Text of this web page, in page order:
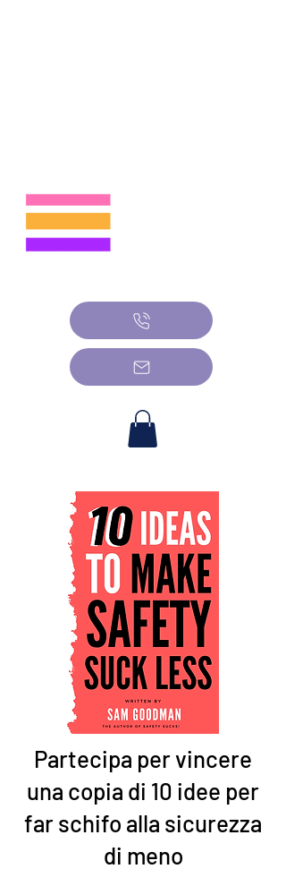
Partecipa per vincere
una copia di 10 idee per
far schifo alla sicurezza
di meno